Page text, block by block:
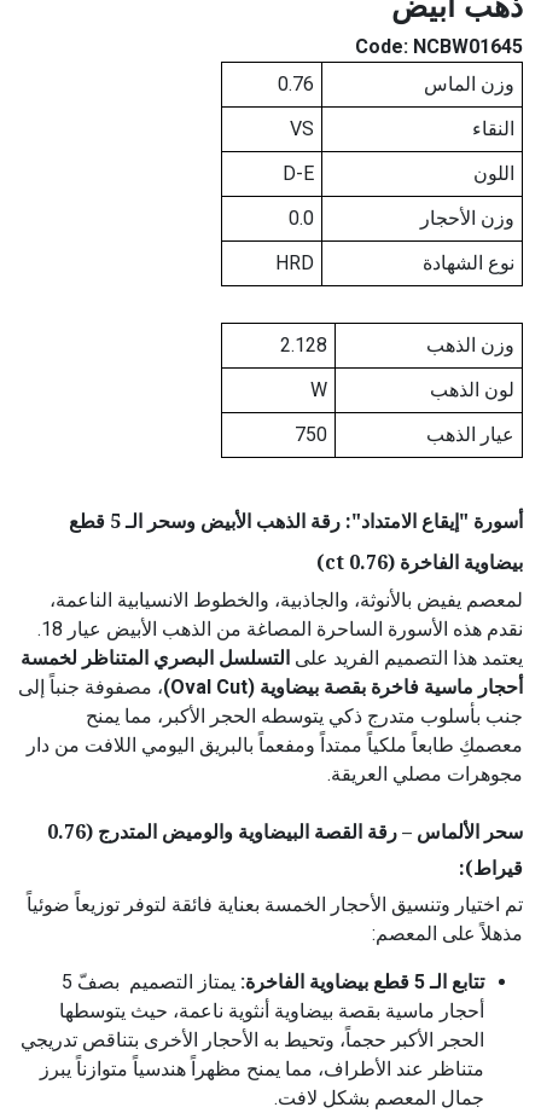
Code: NCBW01645
وزن الماس
0.76
النقاء
VS
اللون
D-E
وزن الأحجار
0.0
نوع الشهادة
HRD
وزن الذهب
2.128
لون الذهب
W
عيار الذهب
750
أسورة "إيقاع الامتداد": رقة الذهب الأبيض وسحر الـ 5 قطع
بيضاوية الفاخرة (0.76 ct)
لمعصم يفيض بالأنوثة، والجاذبية، والخطوط الانسيابية الناعمة،
نقدم هذه الأسورة الساحرة المصاغة من الذهب الأبيض عيار 18.
يعتمد هذا التصميم الفريد على التسلسل البصري المتناظر لخمسة
أحجار ماسية فاخرة بقصة بيضاوية (Oval Cut)
، مصفوفة جنباً إلى
جنب بأسلوب متدرج ذكي يتوسطه الحجر الأكبر، مما يمنح
معصمكِ طابعاً ملكياً ممتداً ومفعماً بالبريق اليومي اللافت من دار
مجوهرات مصلي العريقة.
سحر الألماس – رقة القصة البيضاوية والوميض المتدرج (0.76
قيراط):
تم اختيار وتنسيق الأحجار الخمسة بعناية فائقة لتوفر توزيعاً ضوئياً
مذهلاً على المعصم:
تتابع الـ 5 قطع بيضاوية الفاخرة:
يمتاز التصميم بصفّ 5
أحجار ماسية بقصة بيضاوية أنثوية ناعمة، حيث يتوسطها
الحجر الأكبر حجماً، وتحيط به الأحجار الأخرى بتناقص تدريجي
متناظر عند الأطراف، مما يمنح مظهراً هندسياً متوازناً يبرز
جمال المعصم بشكل لافت.